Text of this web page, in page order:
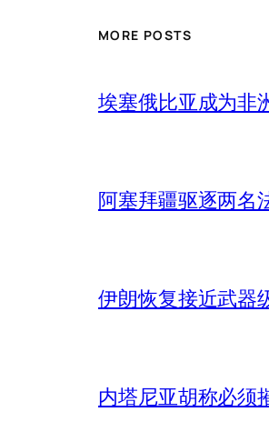
MORE POSTS
埃塞俄比亚成为非
阿塞拜疆驱逐两名
伊朗恢复接近武器
内塔尼亚胡称必须